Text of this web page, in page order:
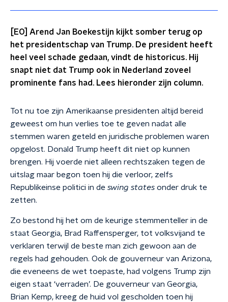
[EO] Arend Jan Boekestijn kijkt somber terug op
het presidentschap van Trump. De president heeft
heel veel schade gedaan, vindt de historicus. Hij
snapt niet dat Trump ook in Nederland zoveel
prominente fans had. Lees hieronder zijn column.
Tot nu toe zijn Amerikaanse presidenten altijd bereid
geweest om hun verlies toe te geven nadat alle
stemmen waren geteld en juridische problemen waren
opgelost. Donald Trump heeft dit niet op kunnen
brengen. Hij voerde niet alleen rechtszaken tegen de
uitslag maar begon toen hij die verloor, zelfs
Republikeinse politici in de swing states onder druk te
zetten.
Zo bestond hij het om de keurige stemmenteller in de
staat Georgia, Brad Raffensperger, tot volksvijand te
verklaren terwijl de beste man zich gewoon aan de
regels had gehouden. Ook de gouverneur van Arizona,
die eveneens de wet toepaste, had volgens Trump zijn
eigen staat ‘verraden’. De gouverneur van Georgia,
Brian Kemp, kreeg de huid vol gescholden toen hij